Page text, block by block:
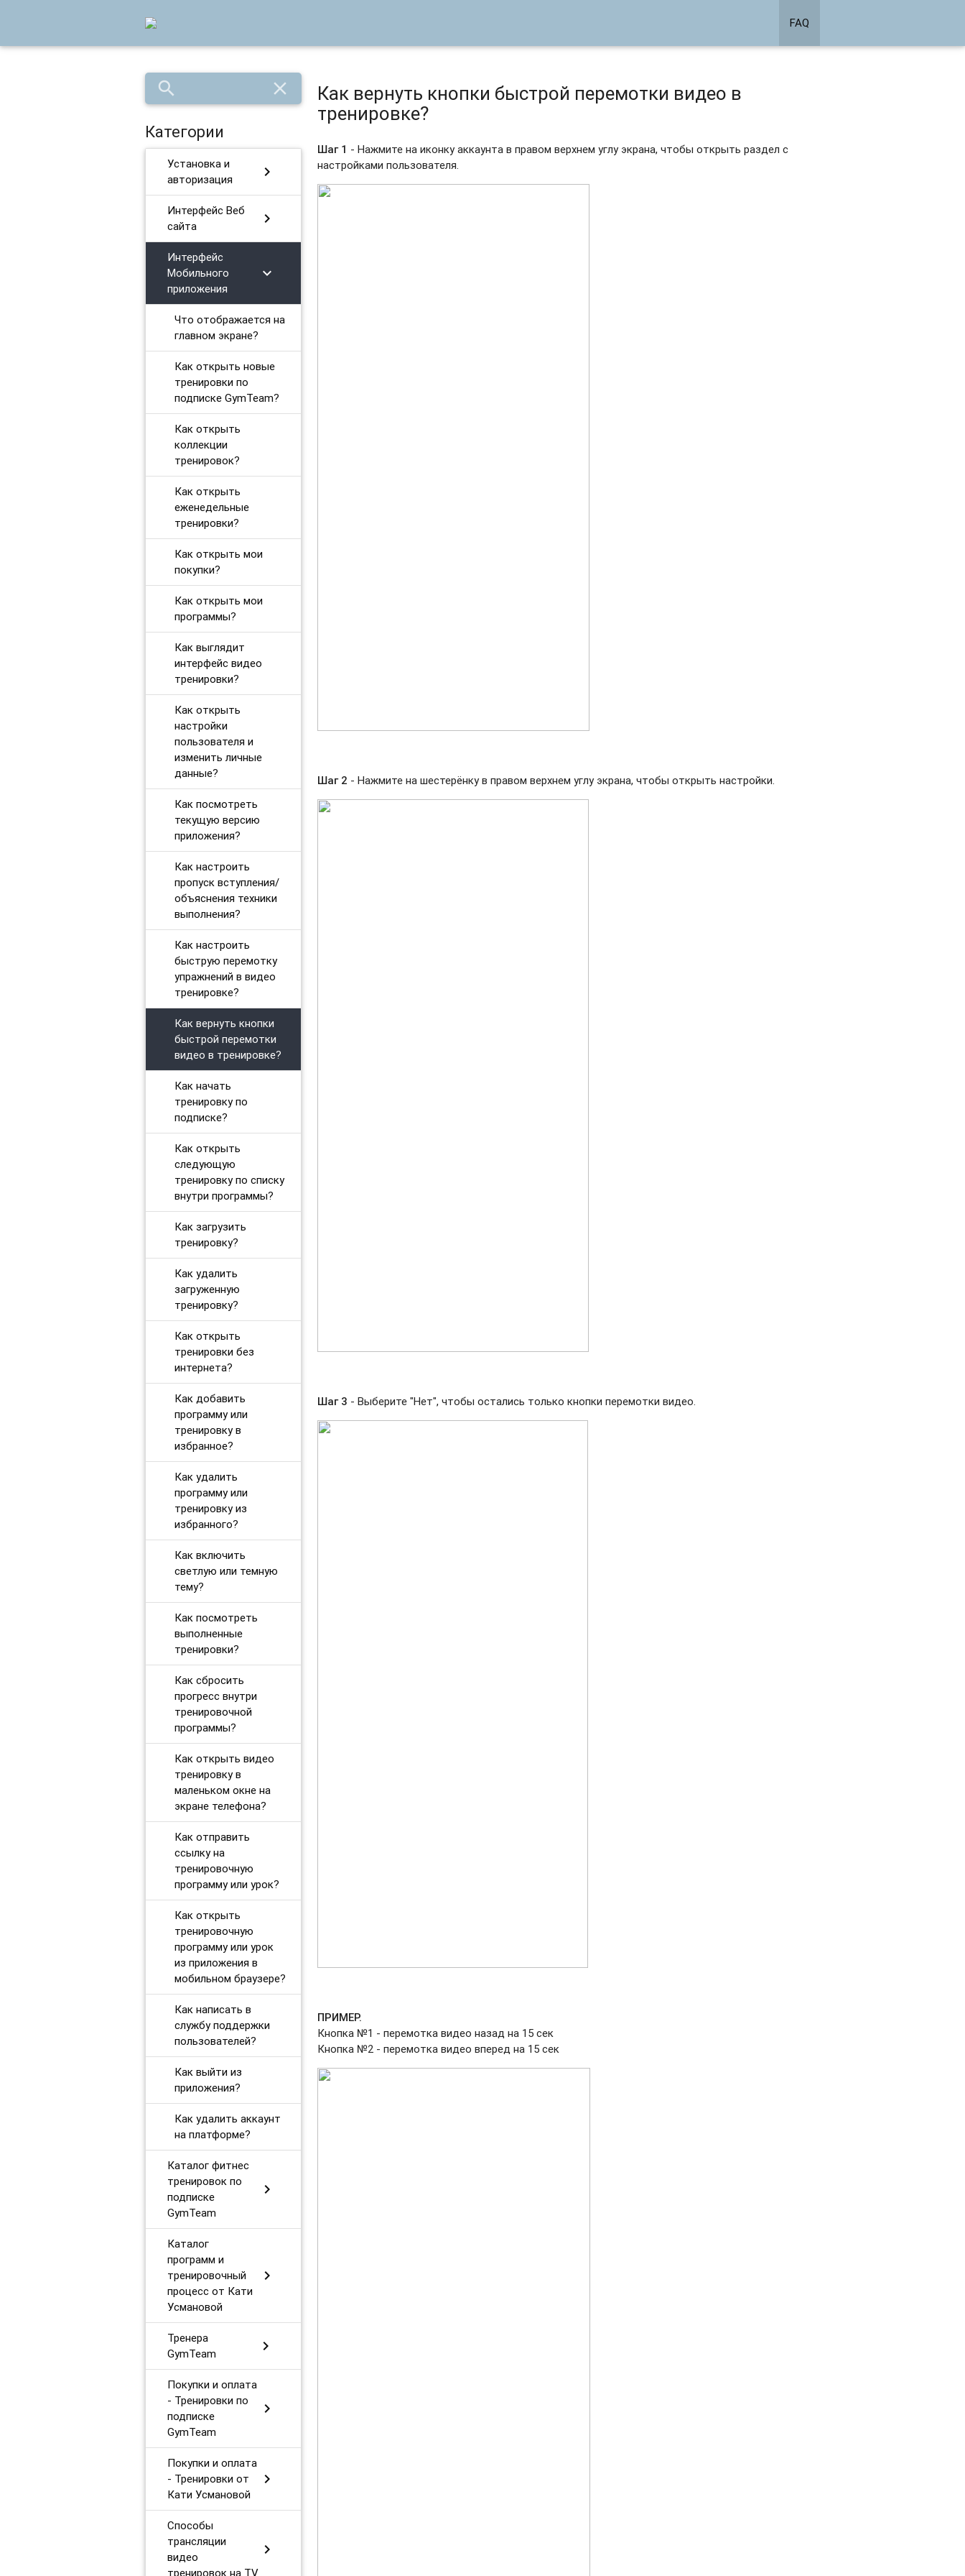
FAQ
search close
Категории
Установка и
авторизация
chevron_right
Интерфейс Веб
сайта
chevron_right
Интерфейс
Мобильного
приложения
chevron_right
Что отображается на
главном экране?
Как открыть новые
тренировки по
подписке GymTeam?
Как открыть
коллекции
тренировок?
Как открыть
еженедельные
тренировки?
Как открыть мои
покупки?
Как открыть мои
программы?
Как выглядит
интерфейс видео
тренировки?
Как открыть
настройки
пользователя и
изменить личные
данные?
Как посмотреть
текущую версию
приложения?
Как настроить
пропуск вступления/
объяснения техники
выполнения?
Как настроить
быструю перемотку
упражнений в видео
тренировке?
Как вернуть кнопки
быстрой перемотки
видео в тренировке?
Как начать
тренировку по
подписке?
Как открыть
следующую
тренировку по списку
внутри программы?
Как загрузить
тренировку?
Как удалить
загруженную
тренировку?
Как открыть
тренировки без
интернета?
Как добавить
программу или
тренировку в
избранное?
Как удалить
программу или
тренировку из
избранного?
Как включить
светлую или темную
тему?
Как посмотреть
выполненные
тренировки?
Как сбросить
прогресс внутри
тренировочной
программы?
Как открыть видео
тренировку в
маленьком окне на
экране телефона?
Как отправить
ссылку на
тренировочную
программу или урок?
Как открыть
тренировочную
программу или урок
из приложения в
мобильном браузере?
Как написать в
службу поддержки
пользователей?
Как выйти из
приложения?
Как удалить аккаунт
на платформе?
Каталог фитнес
тренировок по
подписке
GymTeam
chevron_right
Каталог
программ и
тренировочный
процесс от Кати
Усмановой
chevron_right
Тренера
GymTeam
chevron_right
Покупки и оплата
- Тренировки по
подписке
GymTeam
chevron_right
Покупки и оплата
- Тренировки от
Кати Усмановой
chevron_right
Способы
трансляции
видео
тренировок на TV
chevron_right
Как вернуть кнопки быстрой перемотки видео в
тренировке?
Шаг 1 - Нажмите на иконку аккаунта в правом верхнем углу экрана, чтобы открыть раздел с
настройками пользователя.
Шаг 2 - Нажмите на шестерёнку в правом верхнем углу экрана, чтобы открыть настройки.
Шаг 3 - Выберите "Нет", чтобы остались только кнопки перемотки видео.
ПРИМЕР.
Кнопка №1 - перемотка видео назад на 15 сек
Кнопка №2 - перемотка видео вперед на 15 сек